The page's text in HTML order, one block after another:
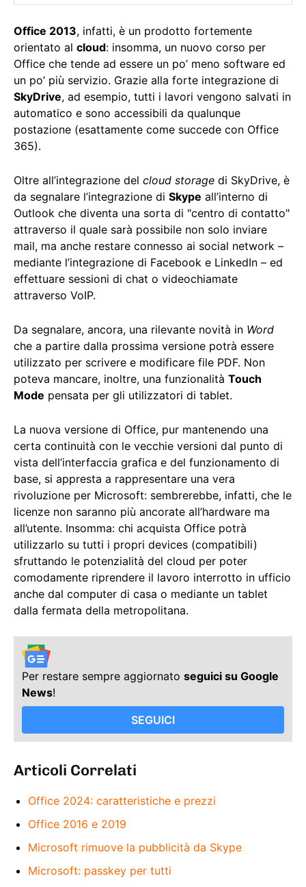
Office 2013, infatti, è un prodotto fortemente
orientato al cloud: insomma, un nuovo corso per
Office che tende ad essere un po’ meno software ed
un po’ più servizio. Grazie alla forte integrazione di
SkyDrive, ad esempio, tutti i lavori vengono salvati in
automatico e sono accessibili da qualunque
postazione (esattamente come succede con Office
365).
Oltre all’integrazione del cloud storage di SkyDrive, è
da segnalare l’integrazione di Skype all’interno di
Outlook che diventa una sorta di "centro di contatto"
attraverso il quale sarà possibile non solo inviare
mail, ma anche restare connesso ai social network –
mediante l’integrazione di Facebook e LinkedIn – ed
effettuare sessioni di chat o videochiamate
attraverso VoIP.
Da segnalare, ancora, una rilevante novità in Word
che a partire dalla prossima versione potrà essere
utilizzato per scrivere e modificare file PDF. Non
poteva mancare, inoltre, una funzionalità Touch
Mode pensata per gli utilizzatori di tablet.
La nuova versione di Office, pur mantenendo una
certa continuità con le vecchie versioni dal punto di
vista dell’interfaccia grafica e del funzionamento di
base, si appresta a rappresentare una vera
rivoluzione per Microsoft: sembrerebbe, infatti, che le
licenze non saranno più ancorate all’hardware ma
all’utente. Insomma: chi acquista Office potrà
utilizzarlo su tutti i propri devices (compatibili)
sfruttando le potenzialità del cloud per poter
comodamente riprendere il lavoro interrotto in ufficio
anche dal computer di casa o mediante un tablet
dalla fermata della metropolitana.
Per restare sempre aggiornato seguici su Google
News!
SEGUICI
Articoli Correlati
Office 2024: caratteristiche e prezzi
Office 2016 e 2019
Microsoft rimuove la pubblicità da Skype
Microsoft: passkey per tutti